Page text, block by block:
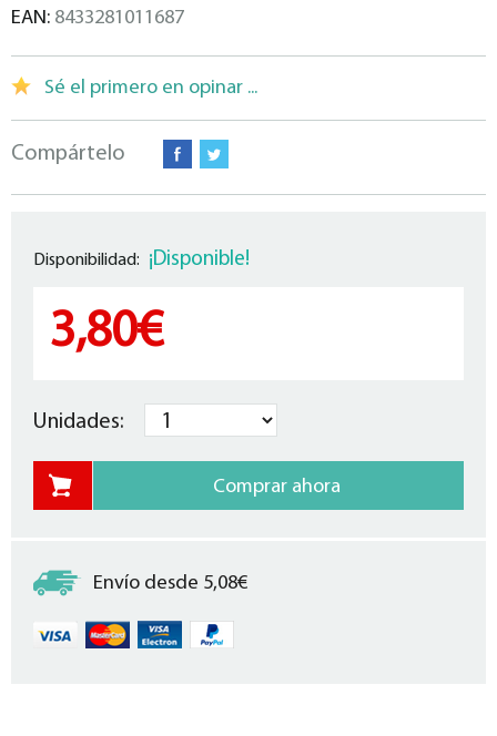
EAN: 8433281011687
Sé el primero en opinar ...
Compártelo
Disponibilidad: ¡Disponible!
3,80€
Unidades:
Envío desde 5,08€